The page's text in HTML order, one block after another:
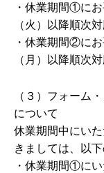
・休業期間①に
（火）以降順次
・休業期間②に
（月）以降順次
（３）フォーム
について
休業期間中にい
きましては、以
・休業期間①に